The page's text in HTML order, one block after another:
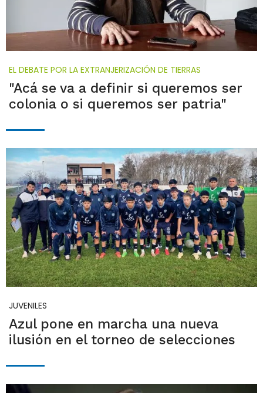
EL DEBATE POR LA EXTRANJERIZACIÓN DE TIERRAS
"Acá se va a definir si queremos ser
colonia o si queremos ser patria"
JUVENILES
Azul pone en marcha una nueva
ilusión en el torneo de selecciones